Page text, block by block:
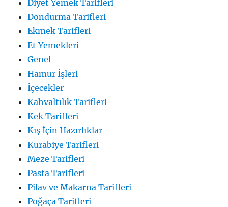
Diyet Yemek Tarifleri
Dondurma Tarifleri
Ekmek Tarifleri
Et Yemekleri
Genel
Hamur İşleri
İçecekler
Kahvaltılık Tarifleri
Kek Tarifleri
Kış İçin Hazırlıklar
Kurabiye Tarifleri
Meze Tarifleri
Pasta Tarifleri
Pilav ve Makarna Tarifleri
Poğaça Tarifleri